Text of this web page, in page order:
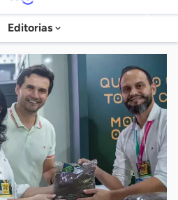
Agência
Sebrae
de
Notícias
Editorias
chave